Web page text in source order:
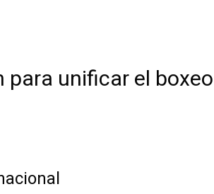
para unificar el